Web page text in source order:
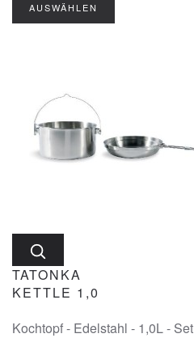
TATONKA
KETTLE 1,0
Kochtopf - Edelstahl - 1,0L - Set